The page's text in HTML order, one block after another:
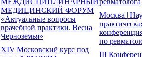
МЕЖДИСЦИПЛИНАРНЫЙ
МЕДИЦИНСКИЙ ФОРУМ
«Актуальные вопросы
врачебной практики. Весна
Черноземья»
XIV Московский курс под
ревматолога
Москва |
по
III